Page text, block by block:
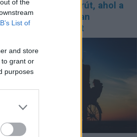
of the
List of
and store
to grant or
purposes
kerékpárút, ahol a
legalább olyan
mint az út